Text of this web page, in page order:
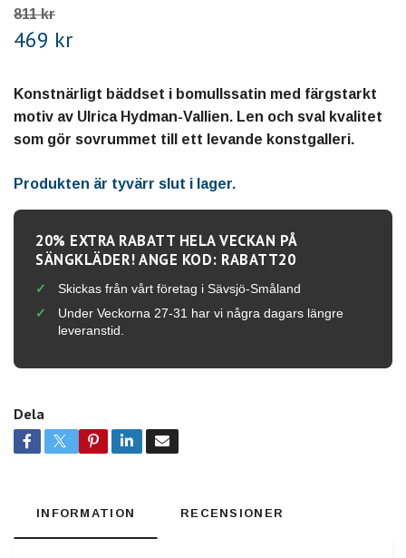
811 kr
469 kr
Konstnärligt bäddset i bomullssatin med färgstarkt
motiv av Ulrica Hydman-Vallien. Len och sval kvalitet
som gör sovrummet till ett levande konstgalleri.
Produkten är tyvärr slut i lager.
20% EXTRA RABATT HELA VECKAN PÅ
SÄNGKLÄDER! ANGE KOD: RABATT20
Skickas från vårt företag i Sävsjö-Småland
Under Veckorna 27-31 har vi några dagars längre
leveranstid.
Dela
INFORMATION RECENSIONER